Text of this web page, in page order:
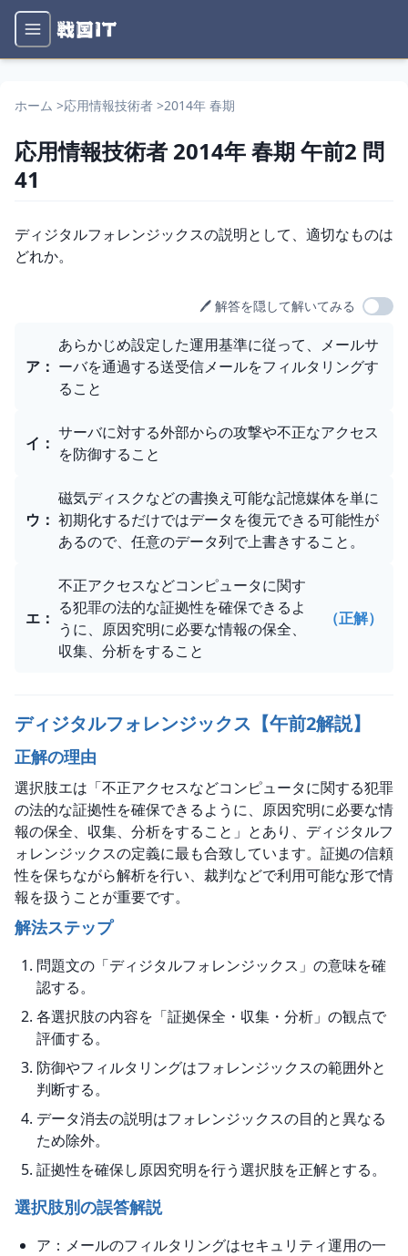
ホーム >応用情報技術者 >2014年 春期
応用情報技術者 2014年 春期午前2 問
41
問題文
ディジタルフォレンジックスの説明として、適切なものは
どれか。
🖊️ 解答を隠して解いてみる
選択肢
ア ：
あらかじめ設定した運用基準に従って、メールサ
ーバを通過する送受信メールをフィルタリングす
ること
イ ：
サーバに対する外部からの攻撃や不正なアクセス
を防御すること
ウ ：
磁気ディスクなどの書換え可能な記憶媒体を単に
初期化するだけではデータを復元できる可能性が
あるので、任意のデータ列で上書きすること。
エ ：
不正アクセスなどコンピュータに関す
る犯罪の法的な証拠性を確保できるよ
うに、原因究明に必要な情報の保全、
収集、分析をすること
（正解）
ディジタルフォレンジックス【午前2解説】
正解の理由
選択肢エは「不正アクセスなどコンピュータに関する犯罪
の法的な証拠性を確保できるように、原因究明に必要な情
報の保全、収集、分析をすること」とあり、ディジタルフ
ォレンジックスの定義に最も合致しています。証拠の信頼
性を保ちながら解析を行い、裁判などで利用可能な形で情
報を扱うことが重要です。
解法ステップ
問題文の「ディジタルフォレンジックス」の意味を確
認する。
各選択肢の内容を「証拠保全・収集・分析」の観点で
評価する。
防御やフィルタリングはフォレンジックスの範囲外と
判断する。
データ消去の説明はフォレンジックスの目的と異なる
ため除外。
証拠性を確保し原因究明を行う選択肢を正解とする。
選択肢別の誤答解説
ア：メールのフィルタリングはセキュリティ運用の一